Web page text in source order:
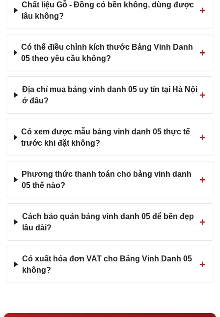
Chất liệu Gỗ - Đồng có bền không, dùng được
lâu không?
Có thể điều chỉnh kích thước Bảng Vinh Danh
05 theo yêu cầu không?
Địa chỉ mua bảng vinh danh 05 uy tín tại Hà Nội
ở đâu?
Có xem được mẫu bảng vinh danh 05 thực tế
trước khi đặt không?
Phương thức thanh toán cho bảng vinh danh
05 thế nào?
Cách bảo quản bảng vinh danh 05 để bền đẹp
lâu dài?
Có xuất hóa đơn VAT cho Bảng Vinh Danh 05
không?